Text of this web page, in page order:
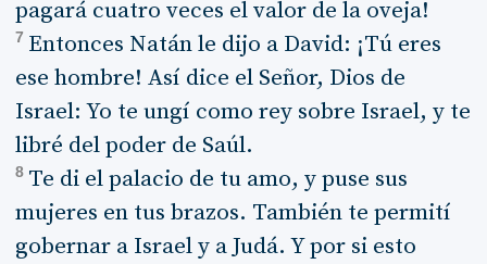
pagará cuatro veces el valor de la oveja!
7 Entonces Natán le dijo a David: ¡Tú eres
ese hombre! Así dice el Señor, Dios de
Israel: Yo te ungí como rey sobre Israel, y te
libré del poder de Saúl.
8 Te di el palacio de tu amo, y puse sus
mujeres en tus brazos. También te permití
gobernar a Israel y a Judá. Y por si esto